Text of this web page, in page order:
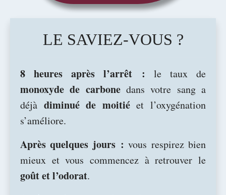
LE SAVIEZ-VOUS ?
8 heures après l’arrêt : le taux de
monoxyde de carbonedans votre sang a
déjà diminué de moitiéet l’oxygénation
s’améliore.
Après quelques jours : vous respirez bien
mieux et vous commencez à retrouver le
goût et l’odorat.